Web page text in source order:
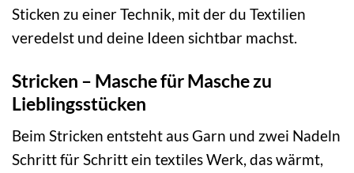
Sticken zu einer Technik, mit der du Textilien
veredelst und deine Ideen sichtbar machst.
Stricken – Masche für Masche zu
Lieblingsstücken
Beim Stricken entsteht aus Garn und zwei Nadeln
Schritt für Schritt ein textiles Werk, das wärmt,